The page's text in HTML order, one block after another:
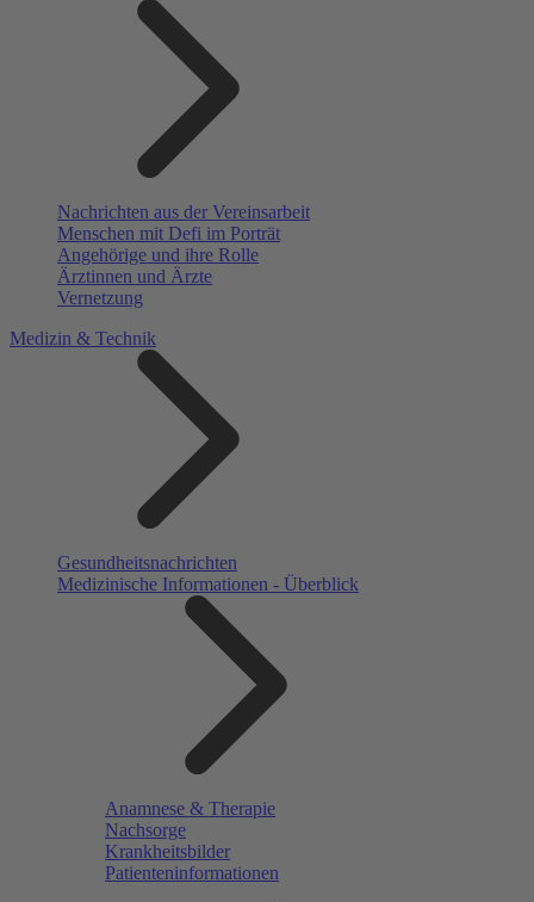
Nachrichten aus der Vereinsarbeit
Menschen mit Defi im Porträt
Angehörige und ihre Rolle
Ärztinnen und Ärzte
Vernetzung
Medizin & Technik
Gesundheitsnachrichten
Medizinische Informationen - Überblick
Anamnese & Therapie
Nachsorge
Krankheitsbilder
Patienteninformationen